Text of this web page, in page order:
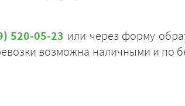
520-05-23 или через форму
возможна наличными и по